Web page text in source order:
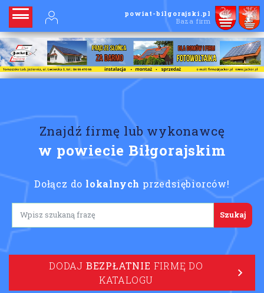
powiat-bilgorajski.pl
Baza firm
Znajdź firmę lub wykonawcę
w powiecie Biłgorajskim
Dołącz do lokalnych przedsiębiorców!
Lorem ipsum
DODAJ BEZPŁATNIE FIRMĘ DO
KATALOGU